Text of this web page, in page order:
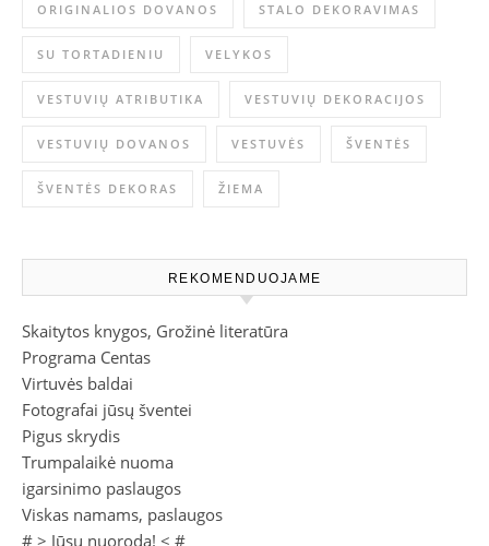
ORIGINALIOS DOVANOS STALO DEKORAVIMAS
SU TORTADIENIU VELYKOS
VESTUVIŲ ATRIBUTIKA VESTUVIŲ DEKORACIJOS
VESTUVIŲ DOVANOS VESTUVĖS ŠVENTĖS
ŠVENTĖS DEKORAS ŽIEMA
REKOMENDUOJAME
Skaitytos knygos, Grožinė literatūra
Programa Centas
Virtuvės baldai
Fotografai jūsų šventei
Pigus skrydis
Trumpalaikė nuoma
igarsinimo paslaugos
Viskas namams, paslaugos
# > Jūsų nuoroda! < #